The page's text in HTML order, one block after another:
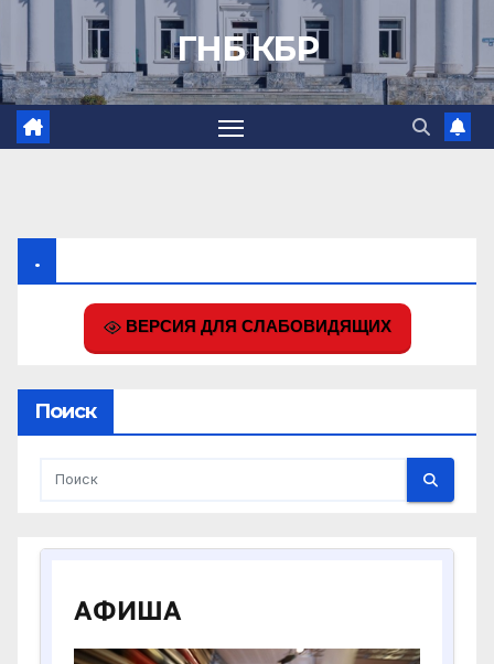
ГНБ КБР
.
ВЕРСИЯ ДЛЯ СЛАБОВИДЯЩИХ
Поиск